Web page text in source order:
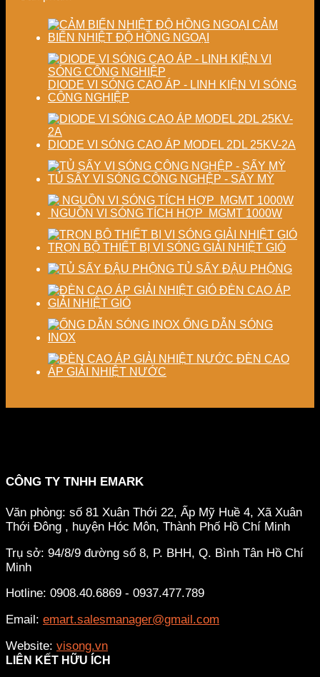
chất
lượng
phẩm
lượng
sấy
nghiệp
CẢM
BIẾN NHIỆT ĐỘ HỒNG NGOẠI
DIODE VI SÓNG CAO ÁP - LINH KIỆN VI SÓNG
CÔNG NGHIỆP
DIODE VI SÓNG CAO ÁP MODEL 2DL 25KV-2A
TỦ SẤY VI SÓNG CÔNG NGHỆP - SẤY MỲ
NGUỒN VI SÓNG TÍCH HỢP MGMT 1000W
TRỌN BỘ THIẾT BỊ VI SÓNG GIẢI NHIỆT GIÓ
TỦ SẤY ĐẬU PHỘNG
ĐÈN CAO ÁP
GIẢI NHIỆT GIÓ
ỐNG DẪN SÓNG
INOX
ĐÈN CAO
ÁP GIẢI NHIỆT NƯỚC
CÔNG TY TNHH EMARK
Văn phòng: số 81 Xuân Thới 22, Ấp Mỹ Huề 4, Xã Xuân
Thới Đông , huyện Hóc Môn, Thành Phố Hồ Chí Minh
Trụ sở: 94/8/9 đường số 8, P. BHH, Q. Bình Tân Hồ Chí
Minh
Hotline: 0908.40.6869 - 0937.477.789
Email: emart.salesmanager@gmail.com
Website: visong.vn
LIÊN KẾT HỮU ÍCH